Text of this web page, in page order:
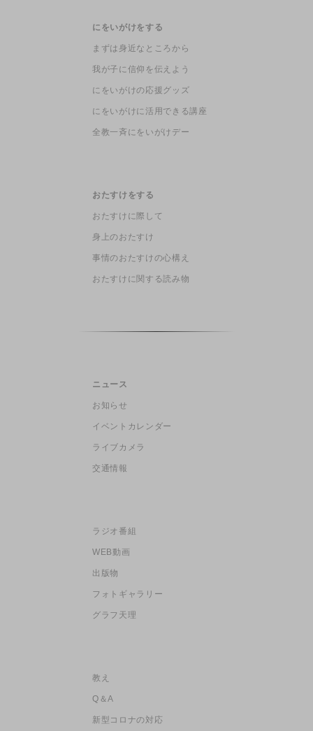
にをいがけをする
まずは身近なところから
我が子に信仰を伝えよう
にをいがけの応援グッズ
にをいがけに活用できる講座
全教一斉にをいがけデー
おたすけをする
おたすけに際して
身上のおたすけ
事情のおたすけの心構え
おたすけに関する読み物
ニュース
お知らせ
イベントカレンダー
ライブカメラ
交通情報
ラジオ番組
WEB動画
出版物
フォトギャラリー
グラフ天理
教え
Q＆A
新型コロナの対応